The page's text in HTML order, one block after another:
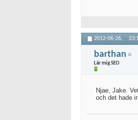
2012-06-26,
barthan
Lär mig SEO
Njae, Jake.
och det hade